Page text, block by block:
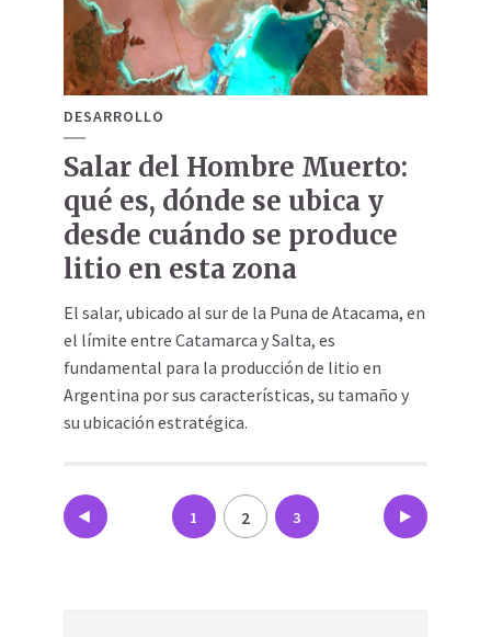
DESARROLLO
Salar del Hombre Muerto:
qué es, dónde se ubica y
desde cuándo se produce
litio en esta zona
El salar, ubicado al sur de la Puna de Atacama, en
el límite entre Catamarca y Salta, es
fundamental para la producción de litio en
Argentina por sus características, su tamaño y
su ubicación estratégica.
Paginación
de
1 2 3